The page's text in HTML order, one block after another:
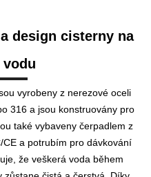
design cisterny na
vyrobeny z nerezové oceli
316 a jsou konstruovány pro
také vybaveny čerpadlem z
a potrubím pro dávkování
že veškerá voda během